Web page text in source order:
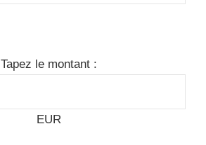
Tapez le montant :
EUR